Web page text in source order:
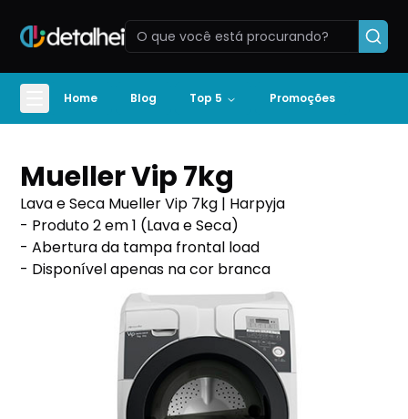
Home Blog Top 5 Promoções
Mueller Vip 7kg
Lava e Seca Mueller Vip 7kg | Harpyja
- Produto 2 em 1 (Lava e Seca)
- Abertura da tampa frontal load
- Disponível apenas na cor branca